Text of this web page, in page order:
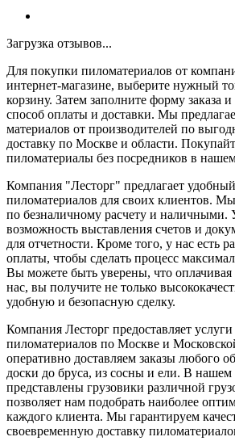
Загрузка отзывов...
Для покупки пиломатериалов от
интернет-магазине, выберите нужный
корзину. Затем заполните форму заказа
способ оплаты и доставки. Мы
материалов от производителей по
доставку по Москве и области.
пиломатериалы без посредников в
Компания "Лесторг" предлагает
пиломатериалов для своих клиентов.
по безналичному расчету и наличными.
возможность выставления счетов и
для отчетности. Кроме того, у нас есть
оплаты, чтобы сделать процесс
Вы можете быть уверены, что
нас, вы получите не только
удобную и безопасную сделку.
Компания Лесторг предоставляет услуги
пиломатериалов по Москве и
оперативно доставляем заказы любого
доски до бруса, из сосны и ели. В нашем
представлены грузовики различной
позволяет нам подобрать наиболее
каждого клиента. Мы гарантируем
своевременную доставку